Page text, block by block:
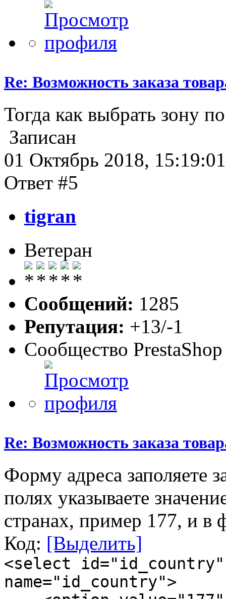
Re: Возможность заказа
Тогда как выбрать зону
Записан
01 Октябрь 2018, 15:19:01
Ответ #5
tigran
Ветеран
Сообщений: 1285
Репутация: +13/-1
Сообщество PrestaShop
Re: Возможность заказа
Форму адреса заполяете
полях указываете
странах, пример 177, и в
Код: [Выделить]
<select
name="id_country">